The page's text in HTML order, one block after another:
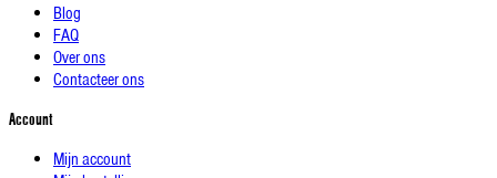
Blog
FAQ
Over ons
Contacteer ons
Account
Mijn account